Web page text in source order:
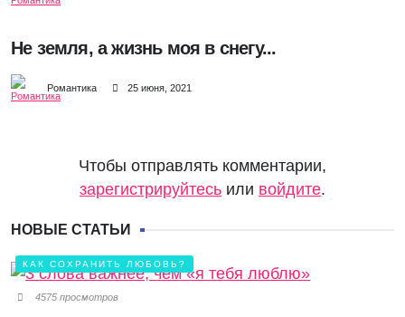
Не земля, а жизнь моя в снегу...
Романтика 25 июня, 2021
Чтобы отправлять комментарии,
зарегистрируйтесь или войдите.
НОВЫЕ СТАТЬИ
КАК СОХРАНИТЬ ЛЮБОВЬ?
4575 просмотров